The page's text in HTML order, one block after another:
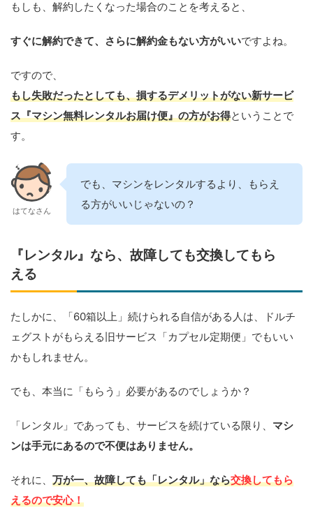
もしも、解約したくなった場合のことを考えると、
すぐに解約できて、さらに解約金もない方がいいですよね。
ですので、
もし失敗だったとしても、損するデメリットがない新サービ
ス『マシン無料レンタルお届け便』の方がお得ということで
す。
はてなさん
でも、マシンをレンタルするより、もらえ
る方がいいじゃないの？
『レンタル』なら、故障しても交換してもら
える
たしかに、「60箱以上」続けられる自信がある人は、ドルチ
ェグストがもらえる旧サービス「カプセル定期便」でもいい
かもしれません。
でも、本当に「もらう」必要があるのでしょうか？
「レンタル」であっても、サービスを続けている限り、 マシ
ンは手元にあるので不便はありません。
それに、 万が一、故障しても「レンタル」なら交換してもら
えるので安心！